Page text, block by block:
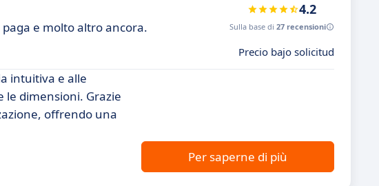
e molto altro ancora.
4.2
Sulla base di 27 recensioni
Precio bajo solicitud
intuitiva e alle
dimensioni. Grazie
offrendo una
Per saperne di più